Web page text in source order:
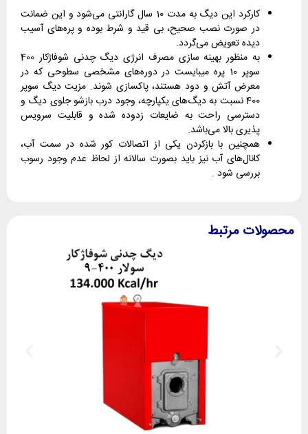
کارکرد این دیگ به مدت 10 سال گارانتی می‌شود و این ضمانت
در صورت نصب صحیح، بی قید و شرط بوده و پره‌های آسیب
دیده تعویض می‌گردد.
به منظور بهینه سازی مصرف انرژی دیگ چدنی شوفاژکار 400
سوپر 10 پره میبایست در دوره‌های مشخصی سطوحی که در
معرض آتش و دود هستند، پاکسازی شوند. مزیت دیگ سوپر
400 نسبت به دیگ‌های یکپارچه، وجود درب بازشو جلوی دیگ و
دسترسی راحت به ضایعات زدوده شده و قابلیت سرویس
پذیری بالا می‌باشد.
همچنین با بازکردن یکی از اتصالات کور شده در سمت آب،
کانال‌های آب نیز باید بصورت سالانه از لحاظ عدم وجود رسوب
بررسی شود .
محصولات مرتبط